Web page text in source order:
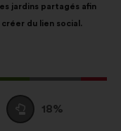
jardins partagés afin
du lien social.
Äänestä
tyhjää
18%